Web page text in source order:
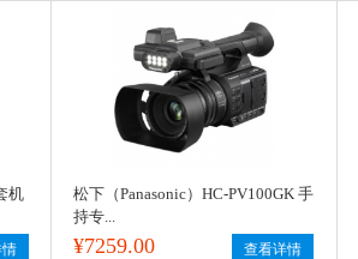
机
松下（Panasonic）HC-PV100GK 手
持专...
¥7259.00 查看详情